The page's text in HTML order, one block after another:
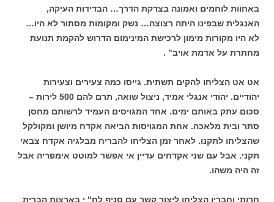
באחוות לוחמים ואמונה בצדקת הדרך… הבדידות העיקה,
האנגלית שבפינו היתה רצוצה… נשק ומקומות מסתור לא היו…
לא היו מקורות מימון לרכישת המינימום הדרוש להקמת תנועת
מחתרת על אדמת אויב" .
אט אט הצליחו להקים תשתית. גייסו כמה צעירים וצעירות
יהודיים. יהודי אנגלי אמיד, ניצול שואה, תרם להם 500 לירות –
סכום עתק באותם ימים. אחד המגויסים העמיד לרשותם מחסן
סתר ובית מלאכה. אחת המגויסות הביאה אקדח מיושן ומקולקל
שהצליחו לתקנו. לאחר זמן הצליחו להבריח מבלגיה אקדח צבאי
תקני. אבל עם שני אקדחים עדיין אי אפשר למוטט אימפריה אבל
זה היה משהו.
חרותי וחבריו הצליחו ליצור קשר עם סניף לח" י בארצות הברית